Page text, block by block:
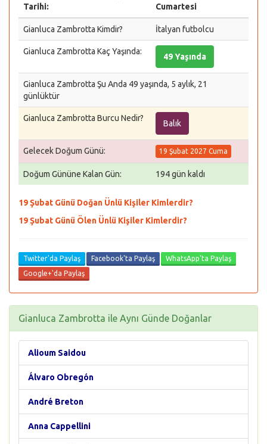
Tarihi:
Cumartesi
Gianluca Zambrotta Kimdir? İtalyan futbolcu
Gianluca Zambrotta Kaç Yaşında:
49 Yaşında
Gianluca Zambrotta Şu Anda 49 yaşında, 5 aylık, 21
günlüktür
Gianluca Zambrotta Burcu Nedir?
Balık
Gelecek Doğum Günü: 19 Şubat 2027 Cuma
Doğum Gününe Kalan Gün: 194 gün kaldı
19 Şubat Günü Doğan Ünlü Kişiler Kimlerdir?
19 Şubat Günü Ölen Ünlü Kişiler Kimlerdir?
Twitter'da Paylaş Facebook'ta Paylaş
WhatsApp'ta Paylaş
Google+'da Paylaş
Gianluca Zambrotta ile Aynı Günde Doğanlar
Alioum Saidou
Álvaro Obregón
André Breton
Anna Cappellini